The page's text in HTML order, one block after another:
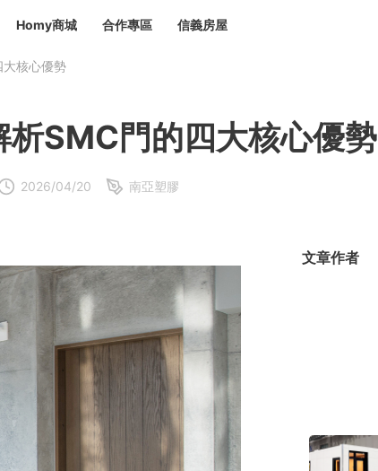
裝修攻略生活提案 居家新聞
整理收納 專業除蟲
油漆塗料
Homy商城 合作專區 信義房屋
租屋
核心優勢
SMC門的四大核心優勢
2026/04/20 南亞塑膠
文章作者